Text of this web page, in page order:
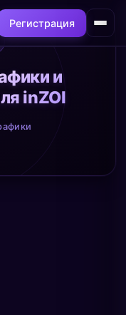
Регистрация
и
и
inZOI